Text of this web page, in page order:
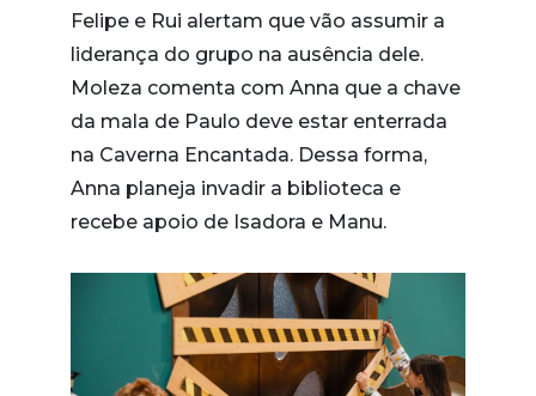
Felipe e Rui alertam que vão assumir a
liderança do grupo na ausência dele.
Moleza comenta com Anna que a chave
da mala de Paulo deve estar enterrada
na Caverna Encantada. Dessa forma,
Anna planeja invadir a biblioteca e
recebe apoio de Isadora e Manu.